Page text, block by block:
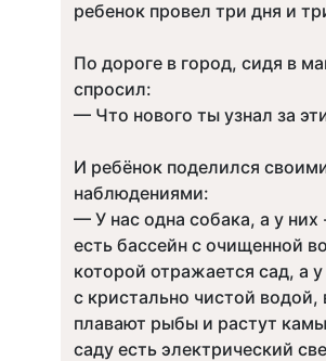
ребенок провел три дня и
По дороге в город, сидя в
спросил:
— Что нового ты узнал за
И ребёнок поделился
наблюдениями:
— У нас одна собака, а у них
есть бассейн с очищенной
которой отражается сад, а у
с кристально чистой водой,
плавают рыбы и растут
саду есть электрический